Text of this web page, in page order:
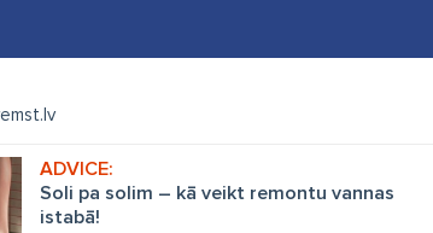
Soli pa solim – kā veikt remontu vannas
istabā!